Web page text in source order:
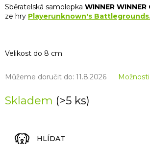
Skladem (>5 ks)
Můžeme doručit do: 11.8.2026
Sběratelská samolepka WINNER WINNER
ze hry Playerunknown's Battlegrounds
Velikost do 8 cm.
HLÍDAT